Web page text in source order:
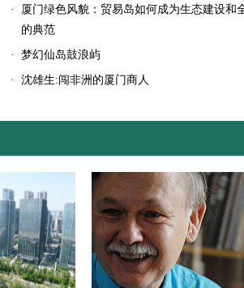
·
厦门绿色风貌：贸易岛如何成为生态建设和
的典范
· 梦幻仙岛鼓浪屿
· 沈雄生:闯非洲的厦门商人